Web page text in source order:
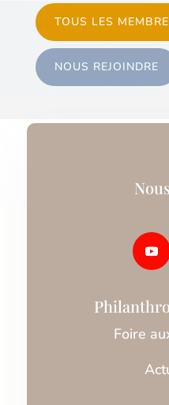
TOUS LES
NOUS REJOINDRE
Foire